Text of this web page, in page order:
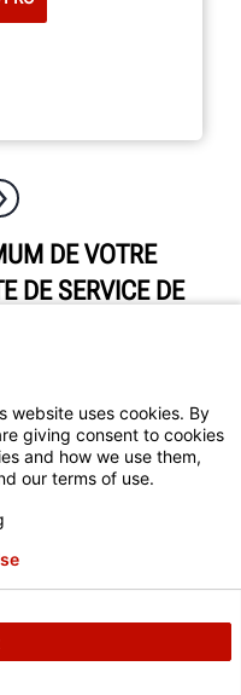
DE VOTRE
DE SERVICE DE
LAISSEZ-
VOTRE
commercial
website uses cookies. By
giving consent to cookies
and how we use them,
our terms of use.